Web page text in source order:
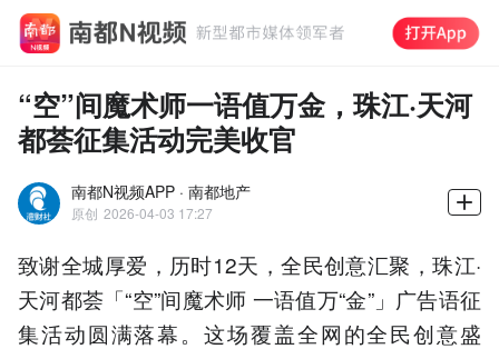
“空”间魔术师一语值万金，珠江·天河
都荟征集活动完美收官
南都N视频APP · 南都地产
原创 2026-04-03 17:27
致谢全城厚爱，历时12天，全民创意汇聚，珠江·
天河都荟「“空”间魔术师 一语值万“金”」广告语征
集活动圆满落幕。这场覆盖全网的全民创意盛